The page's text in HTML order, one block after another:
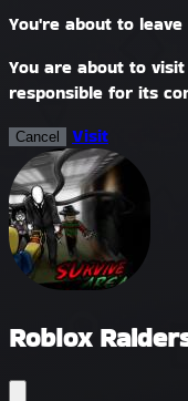
You're about to leave
You are about to
responsible for its
Cancel Visit
Roblox